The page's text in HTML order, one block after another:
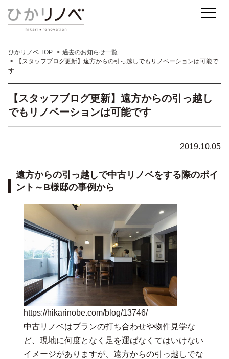
ひかリノベ TOP
過去のお知らせ一覧
【スタッフブログ更新】遠方からの引っ越しでもリノベーションは可能で
す
【スタッフブログ更新】遠方からの引っ越し
でもリノベーションは可能です
2019.10.05
遠方からの引っ越しで中古リノベをする際のポイ
ント～B様邸の事例から
https://hikarinobe.com/blog/13746/
中古リノベはプランの打ち合わせや物件見学な
ど、現地に何度となく足を運ばなくてはいけない
イメージがありますが、遠方からの引っ越しでな